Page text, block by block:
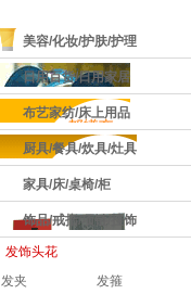
美容/化妆/护肤/护理
日用百货/日用家居
布艺家纺/床上用品
厨具/餐具/炊具/灶具
家具/床/桌椅/柜
饰品/戒指/项链/挂饰
发饰头花
发夹
发箍